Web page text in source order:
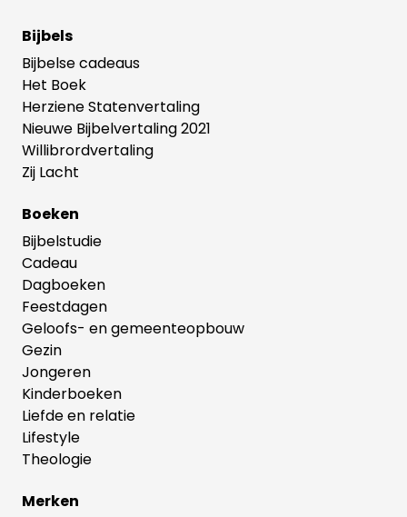
Bijbels
Bijbelse cadeaus
Het Boek
Herziene Statenvertaling
Nieuwe Bijbelvertaling 2021
Willibrordvertaling
Zij Lacht
Boeken
Bijbelstudie
Cadeau
Dagboeken
Feestdagen
Geloofs- en gemeenteopbouw
Gezin
Jongeren
Kinderboeken
Liefde en relatie
Lifestyle
Theologie
Merken